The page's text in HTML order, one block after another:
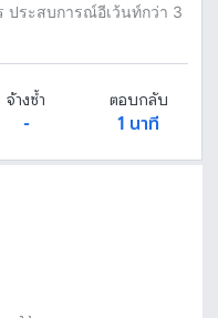
ประสบการณ์อีเว้นท์กว่า 3
จ้างซ้ำ
-
ตอบกลับ
1 นาที